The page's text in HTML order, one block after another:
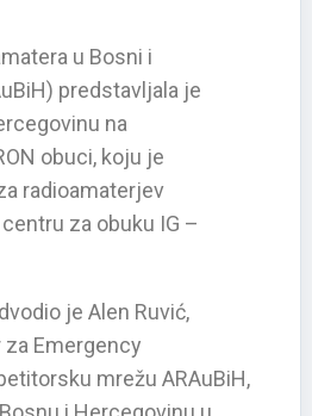
u Bosni i
predstavljala je
na
obuci, koju je
radioamaterjev
za obuku IG –
je Alen Ruvić,
za Emergency
mrežu ARAuBiH,